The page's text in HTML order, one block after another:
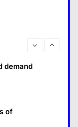
of
demand
of